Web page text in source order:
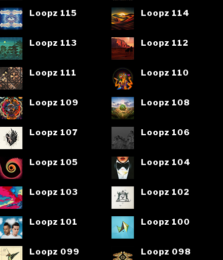
Loopz 115 Loopz 114
Loopz 113 Loopz 112
Loopz 111 Loopz 110
Loopz 109 Loopz 108
Loopz 107 Loopz 106
Loopz 105 Loopz 104
Loopz 103 Loopz 102
Loopz 101 Loopz 100
Loopz 099 Loopz 098